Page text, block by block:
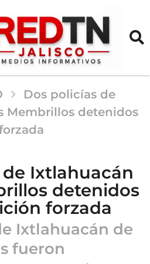
Dos policías de
Membrillos detenidos
Ixtlahuacán
detenidos
forzada
Ixtlahuacán de
fueron